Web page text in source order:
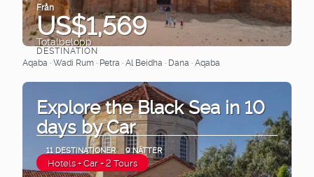
Från
US$1,569
Totalbelopp
Se
DESTINATION
Aqaba · Wadi Rum · Petra · Al Beidha · Dana · Aqaba
Explore the Black Sea in 10
days by Car
11 DESTINATIONER 9 NÄTTER
Hotels + Car + 2 Tours